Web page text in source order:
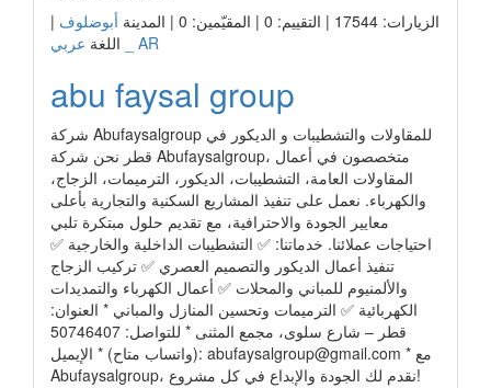
الزيارات: 17544 | التقييم: 0 | المقيّمين: 0 | المدينة
أبوضلوف |
اللغة عربي _ AR
abu faysal group
شركة Abufaysalgroup للمقاولات والتشطيبات و الديكور في
قطر نحن شركة Abufaysalgroup، متخصصون في أعمال
المقاولات العامة، التشطيبات، الديكور، الترميمات، الزجاج،
والكهرباء. نعمل على تنفيذ المشاريع السكنية والتجارية بأعلى
معايير الجودة والاحترافية، مع تقديم حلول مبتكرة تلبي
احتياجات عملائنا. خدماتنا: ✅ التشطيبات الداخلية والخارجية ✅
تنفيذ أعمال الديكور والتصميم العصري ✅ تركيب الزجاج
والألمنيوم للمباني والمحلات ✅ أعمال الكهرباء والتمديدات
الكهربائية ✅ الترميمات وتحسين المنازل والمباني * العنوان:
قطر – شارع سلوى، مجمع المثنى * للتواصل: 50746407
(واتساب متاح) * الإيميل: abufaysalgroup@gmail.com * مع
Abufaysalgroup، نقدم لك الجودة والإبداع في كل مشروع!